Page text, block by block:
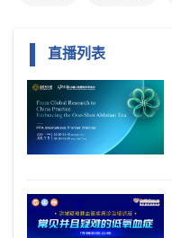
直播列表